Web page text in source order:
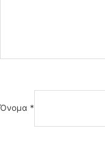
Όνομα *